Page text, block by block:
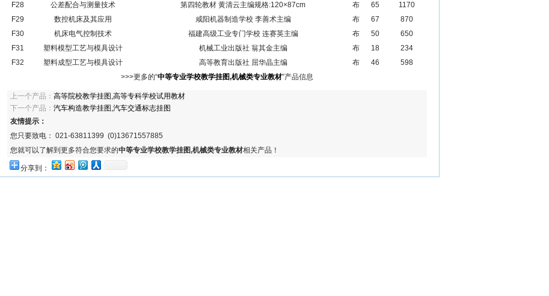
F28
公差配合与测量技术 第四轮教材 黄清云主编规格:120×87cm 布 65
1170
F29
数控机床及其应用 咸阳机器制造学校 李善术主编 布 67
870
F30
机床电气控制技术 福建高级工业专门学校 连赛英主编 布 50
650
F31
塑料模型工艺与模具设计 机械工业出版社 翁其金主编 布 18
234
F32
塑料成型工艺与模具设计 高等教育出版社 屈华晶主编 布 46
598
>>>更多的“中等专业学校教学挂图,机械类专业教材”产品信息
上一个产品： 高等院校教学挂图,高等专科学校试用教材
下一个产品： 汽车构造教学挂图,汽车交通标志挂图
友情提示：
您只要致电： 021-63811399 (0)13671557885
您就可以了解到更多符合您要求的中等专业学校教学挂图,机械类专业教材相关产品！
分享到：